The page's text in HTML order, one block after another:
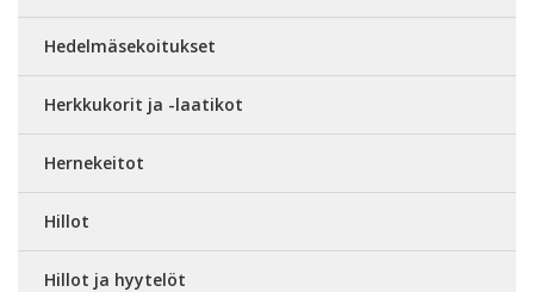
Hedelmäsekoitukset
Herkkukorit ja -laatikot
Hernekeitot
Hillot
Hillot ja hyytelöt